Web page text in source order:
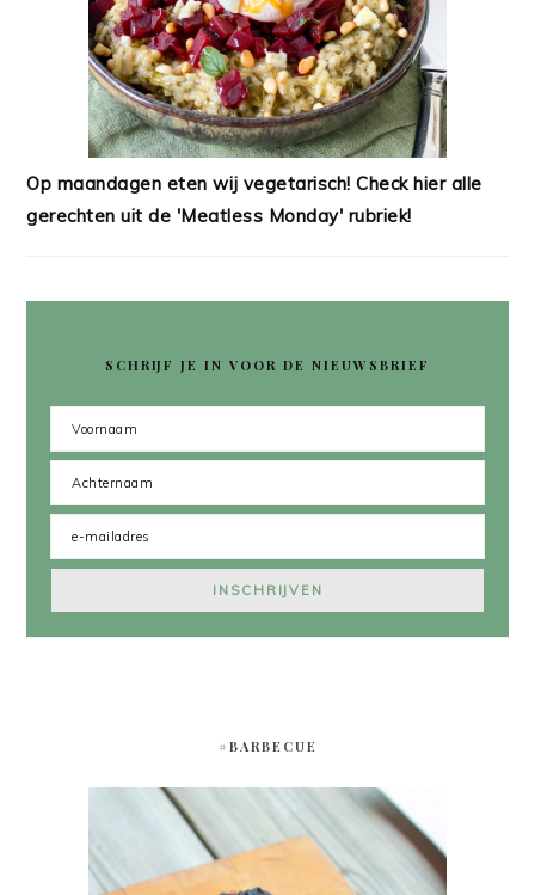
Op maandagen eten wij vegetarisch! Check hier alle
gerechten uit de 'Meatless Monday' rubriek!
SCHRIJF JE IN VOOR DE NIEUWSBRIEF
#BARBECUE